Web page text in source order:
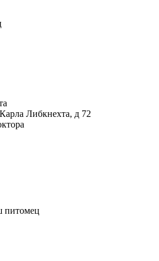
Либкнехта, д 72
питомец